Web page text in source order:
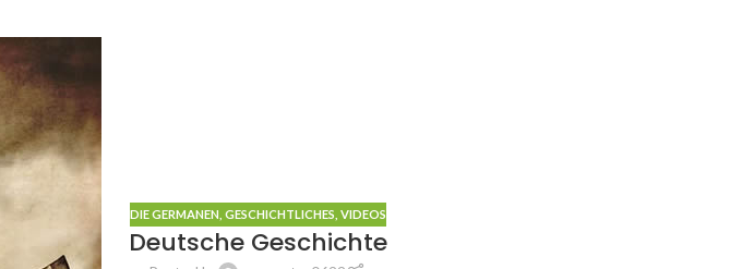
DIE GERMANEN GESCHICHTLICHES VIDEOS
Deutsche Geschichte